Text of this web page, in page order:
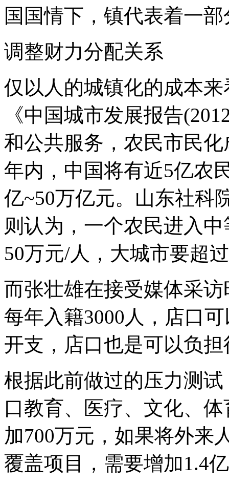
国国情下，镇代表着一
调整财力分配关系
仅以人的城镇化的成本
《中国城市发展报告
和公共服务，农民市民
年内，中国将有近5亿农
亿~50万亿元。山东社科
则认为，一个农民进入
50万元/人，大城市要超
而张壮雄在接受媒体采
每年入籍3000人，店口
开支，店口也是可以负
根据此前做过的压力测
口教育、医疗、文化、
加700万元，如果将外来
覆盖项目，需要增加1.4